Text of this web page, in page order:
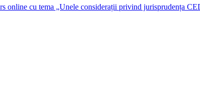
online cu tema „Unele considerații privind jurisprudența